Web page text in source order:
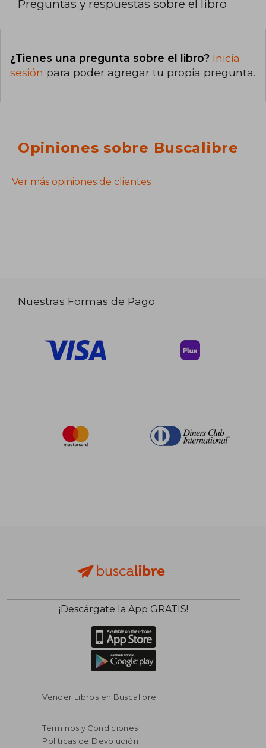
Preguntas y respuestas sobre el libro
¿Tienes una pregunta sobre el libro? Inicia
sesión para poder agregar tu propia pregunta.
Opiniones sobre Buscalibre
Ver más opiniones de clientes
Nuestras Formas de Pago
¡Descárgate la App GRATIS!
Vender Libros en Buscalibre
Términos y Condiciones
Políticas de Devolución